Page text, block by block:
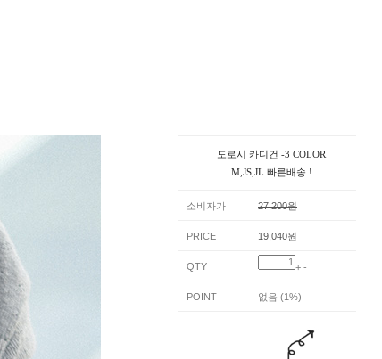
도로시 카디건 -3 COLOR
M,JS,JL 빠른배송 !
소비자가 27,200원
PRICE 19,040원
QTY + -
POINT 없음 (1%)